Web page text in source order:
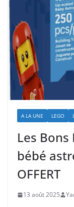
A LA UNE LEGO
Les Bons
bébé
OFFERT
13 août 2025